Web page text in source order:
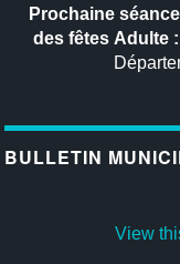
Prochaine séance
des fêtes Adulte
BULLETIN
View